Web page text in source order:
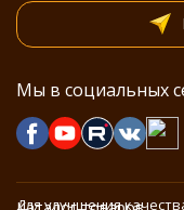
Мы в социальных
Для улучшения